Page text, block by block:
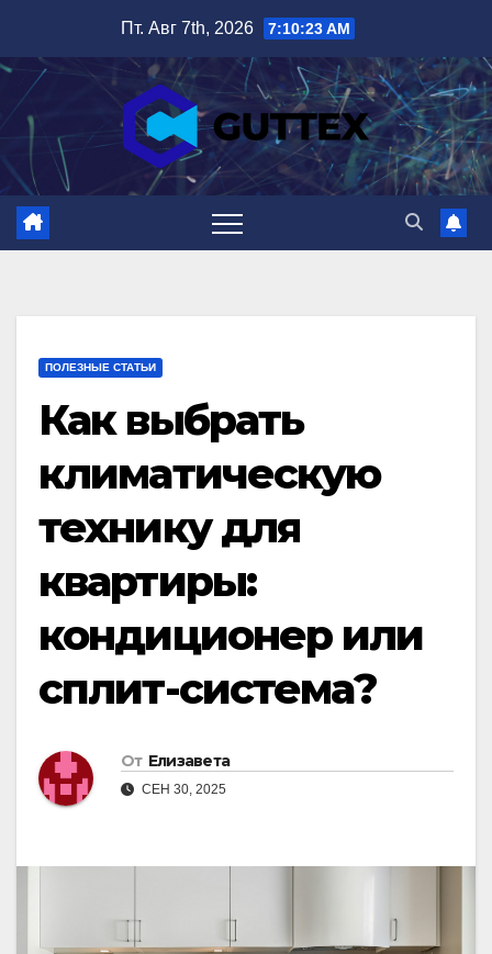
содержимому
Пт. Авг 7th, 2026 7:10:24 AM
ПОЛЕЗНЫЕ СТАТЬИ
Как выбрать
климатическую
технику для
квартиры:
кондиционер или
сплит-система?
От Елизавета
СЕН 30, 2025